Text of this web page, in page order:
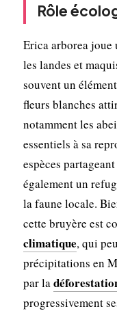
Rôle
Erica arborea
les landes et
souvent un
fleurs blanches
notamment les
essentiels à sa
espèces
également un
la faune locale.
cette bruyère est
climatique, qui
précipitations en
par la
progressivement